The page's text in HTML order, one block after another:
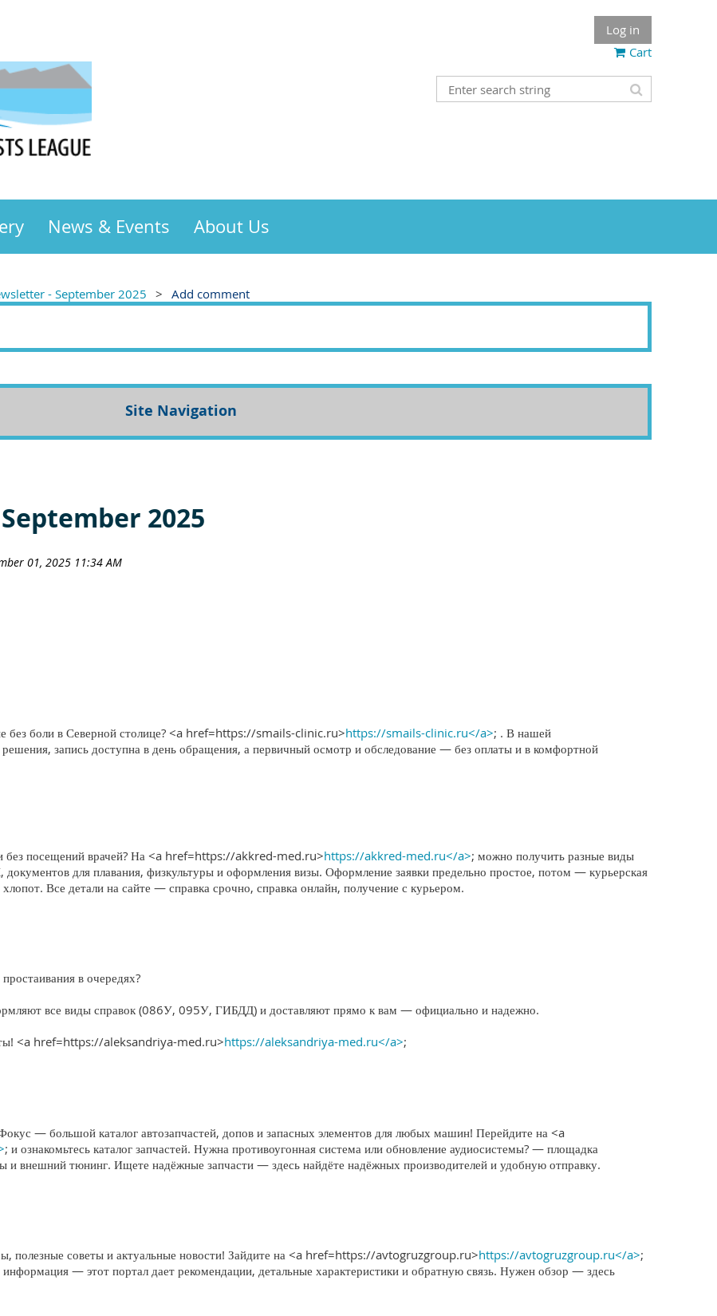
Log in
Cart
News & Events About Us
- September 2025 Add comment
Site Navigation
2025
без боли в Северной столице? <a href=https://smails-clinic.ru>https://smails-clinic.ru</a>; . В нашей
запись доступна в день обращения, а первичный осмотр и обследование — без оплаты и в комфортной
без посещений врачей? На <a href=https://akkred-med.ru>https://akkred-med.ru</a>; можно получить разные виды
для плавания, физкультуры и оформления визы. Оформление заявки предельно простое, потом — курьерская
Все детали на сайте — справка срочно, справка онлайн, получение с курьером.
в очередях?
все виды справок (086У, 095У, ГИБДД) и доставляют прямо к вам — официально и надежно.
<a href=https://aleksandriya-med.ru>https://aleksandriya-med.ru</a>;
— большой каталог автозапчастей, допов и запасных элементов для любых машин! Перейдите на <a
; и ознакомьтесь каталог запчастей. Нужна противоугонная система или обновление аудиосистемы? — площадка
и внешний тюнинг. Ищете надёжные запчасти — здесь найдёте надёжных производителей и удобную отправку.
полезные советы и актуальные новости! Зайдите на <a href=https://avtogruzgroup.ru>https://avtogruzgroup.ru</a>;
— этот портал дает рекомендации, детальные характеристики и обратную связь. Нужен обзор — здесь